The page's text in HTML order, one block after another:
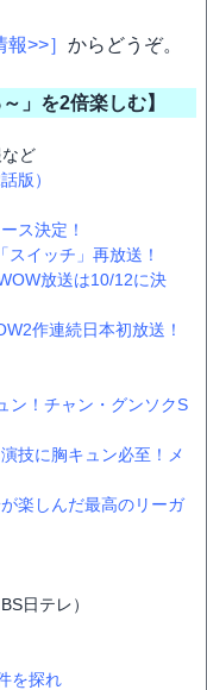
報>>］ からどうぞ。
」を2倍楽しむ】
ど
版）
ス決定！
イッチ」再放送！
放送は10/12に決
作連続日本初放送！
ン！チャン・グンソクS
技に胸キュン必至！メ
楽しんだ最高のリーガ
日テレ）
を探れ